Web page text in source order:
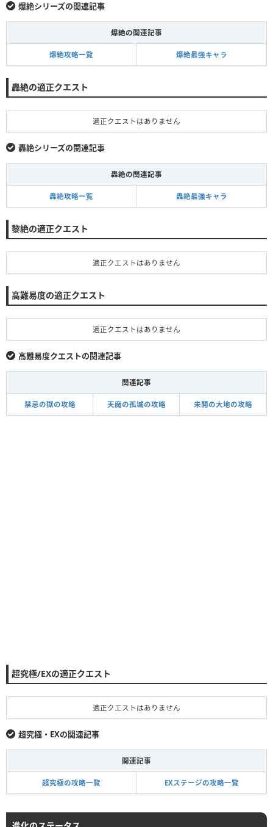
爆絶シリーズの関連記事
爆絶の関連記事
爆絶攻略一覧 爆絶最強キャラ
轟絶の適正クエスト
適正クエストはありません
轟絶シリーズの関連記事
轟絶の関連記事
轟絶攻略一覧 轟絶最強キャラ
黎絶の適正クエスト
適正クエストはありません
高難易度の適正クエスト
適正クエストはありません
高難易度クエストの関連記事
関連記事
禁忌の獄の攻略 天魔の孤城の攻略 未開の大地の攻略
超究極/EXの適正クエスト
適正クエストはありません
超究極・EXの関連記事
関連記事
超究極の攻略一覧 EXステージの攻略一覧